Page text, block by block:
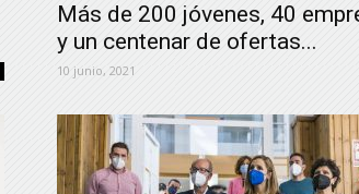
Más de 200 jóvenes, 40
y un centenar de ofertas...
10 junio, 2021